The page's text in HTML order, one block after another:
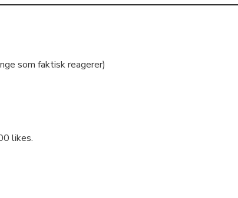
som faktisk reagerer)
likes.